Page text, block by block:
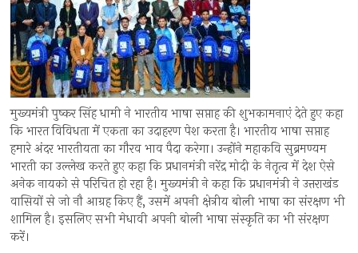
मुख्यमंत्री पुष्कर सिंह धामी ने भारतीय भाषा सप्ताह की शुभकामनाएं देते हुए कहा
कि भारत विविधता में एकता का उदाहरण पेश करता है। भारतीय भाषा सप्ताह
हमारे अंदर भारतीयता का गौरव भाव पैदा करेगा। उन्होंने महाकवि सुब्रमण्यम
भारती का उल्लेख करते हुए कहा कि प्रधानमंत्री नरेंद्र मोदी के नेतृत्व में देश ऐसे
अनेक नायको से परिचित हो रहा है। मुख्यमंत्री ने कहा कि प्रधानमंत्री ने उत्तराखंड
वासियों से जो नौ आग्रह किए हैं, उसमें अपनी क्षेत्रीय बोली भाषा का संरक्षण भी
शामिल है। इसलिए सभी मेधावी अपनी बोली भाषा संस्कृति का भी संरक्षण
करें।